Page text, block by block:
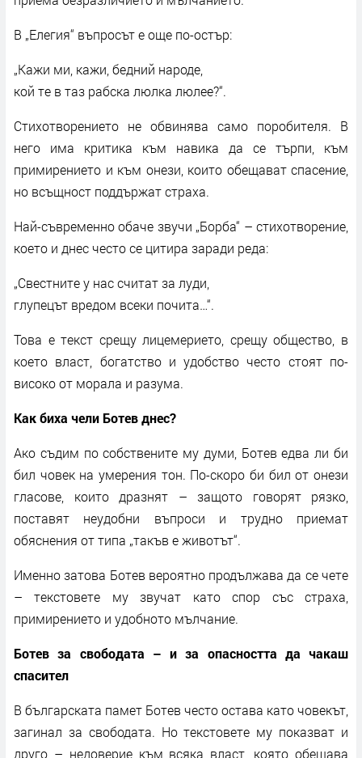
В „Елегия“ въпросът е още по-остър:
„Кажи ми, кажи, бедний народе,
кой те в таз рабска люлка люлее?“.
Стихотворението не обвинява само поробителя. В
него има критика към навика да се търпи, към
примирението и към онези, които обещават спасение,
но всъщност поддържат страха.
Най-съвременно обаче звучи „Борба“ – стихотворение,
което и днес често се цитира заради реда:
„Свестните у нас считат за луди,
глупецът вредом всеки почита…“.
Това е текст срещу лицемерието, срещу общество, в
което власт, богатство и удобство често стоят по-
високо от морала и разума.
Как биха чели Ботев днес?
Ако съдим по собствените му думи, Ботев едва ли би
бил човек на умерения тон. По-скоро би бил от онези
гласове, които дразнят – защото говорят рязко,
поставят неудобни въпроси и трудно приемат
обяснения от типа „такъв е животът“.
Именно затова Ботев вероятно продължава да се чете
– текстовете му звучат като спор със страха,
примирението и удобното мълчание.
Ботев за свободата – и за опасността да чакаш
спасител
В българската памет Ботев често остава като човекът,
загинал за свободата. Но текстовете му показват и
друго – недоверие към всяка власт, която обещава